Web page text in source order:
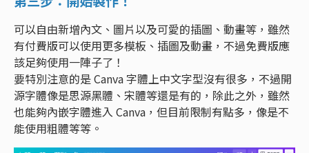
可以自由新增內文、圖片以及可愛的插圖、動畫等，雖然
有付費版可以使用更多模板、插圖及動畫，不過免費版應
該足夠使用一陣子了！
要特別注意的是 Canva 字體上中文字型沒有很多，不過開
源字體像是思源黑體、宋體等還是有的，除此之外，雖然
也能夠內嵌字體進入 Canva，但目前限制有點多，像是不
能使用粗體等等。